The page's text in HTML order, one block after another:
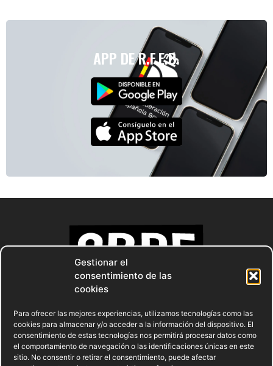
Gestionar el
consentimiento de las
cookies
Para ofrecer las mejores experiencias, utilizamos tecnologías como las
cookies para almacenar y/o acceder a la información del dispositivo. El
consentimiento de estas tecnologías nos permitirá procesar datos como
el comportamiento de navegación o las identificaciones únicas en este
sitio. No consentir o retirar el consentimiento, puede afectar
APP DE R.F.E.B.